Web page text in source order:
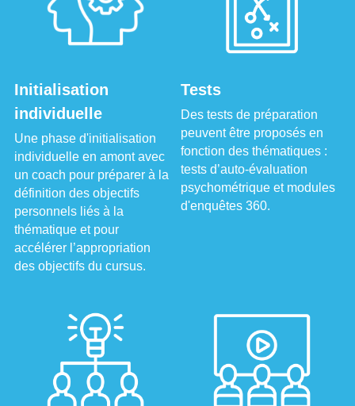
Initialisation
individuelle
Une phase d'initialisation
individuelle en amont avec
un coach pour préparer à la
définition des objectifs
personnels liés à la
thématique et pour
accélérer l’appropriation
des objectifs du cursus.
Tests
Des tests de préparation
peuvent être proposés en
fonction des thématiques :
tests d’auto-évaluation
psychométrique et modules
d'enquêtes 360.